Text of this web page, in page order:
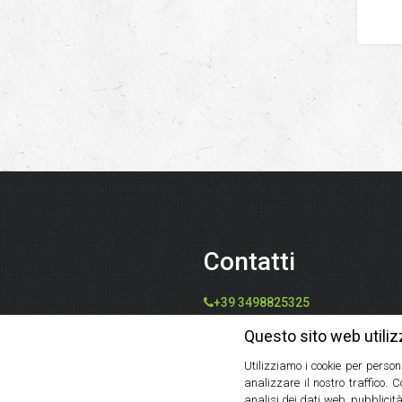
Contatti
+39 3498825325
catiafari@yahoo.it
Via Tommaso Galleppini, 31,
47121 Forlì FC, Italia
Questo sito web
Utilizziamo i cookie per
analizzare il nostro traffico.